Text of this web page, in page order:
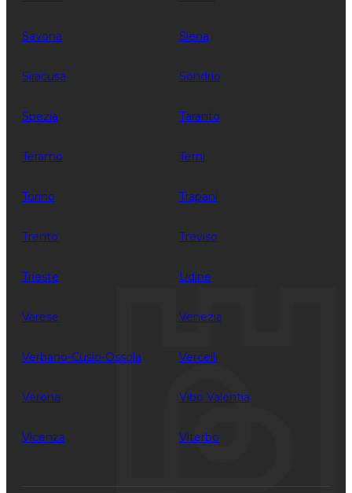
Savona Siena
Siracusa Sondrio
Spezia Taranto
Teramo Terni
Torino Trapani
Trento Treviso
Trieste Udine
Varese Venezia
Verbano-Cusio-Ossola Vercelli
Verona Vibo Valentia
Vicenza Viterbo